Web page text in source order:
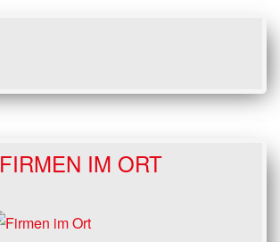
FIRMEN IM ORT